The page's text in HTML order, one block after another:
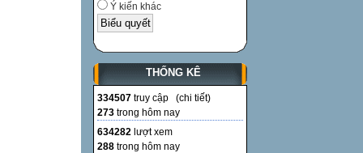
Ý kiến khác
THỐNG KÊ
334507 truy cập (chi tiết)
273 trong hôm nay
634282 lượt xem
288 trong hôm nay